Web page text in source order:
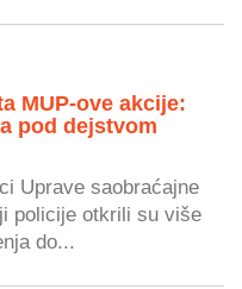
MUP-ove akcije:
pod dejstvom
Uprave saobraćajne
policije otkrili su više
do...